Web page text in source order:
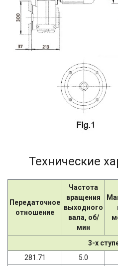
Технические
Передаточное
отношение
Частота
вращения
выходного
вала, об/
мин
3-х
281.71
5.0